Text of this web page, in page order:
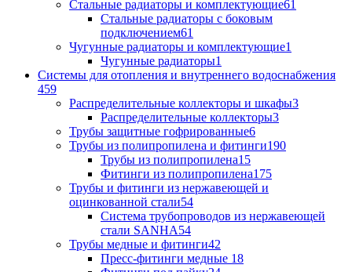
Стальные радиаторы и комплектующие61
Стальные радиаторы с боковым
подключением61
Чугунные радиаторы и комплектующие1
Чугунные радиаторы1
Системы для отопления и внутреннего водоснабжения
459
Распределительные коллекторы и шкафы3
Распределительные коллекторы3
Трубы защитные гофрированные6
Трубы из полипропилена и фитинги190
Трубы из полипропилена15
Фитинги из полипропилена175
Трубы и фитинги из нержавеющей и
оцинкованной стали54
Система трубопроводов из нержавеющей
стали SANHA54
Трубы медные и фитинги42
Пресс-фитинги медные 18